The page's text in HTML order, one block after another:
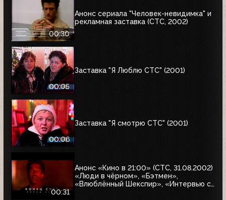
00:30
Анонс сериала "Человек-невидимка" и
рекламная заставка (СТС, 2002)
00:05
Заставка "Я Люблю СТС" (2001)
00:06
Заставка "Я смотрю СТС" (2001)
00:31
Анонс «Кино в 21:00» (СТС, 31.08.2002)
«Люди в чёрном», «Бэтмен»,
«Влюблённый Шекспир», «Интервью с